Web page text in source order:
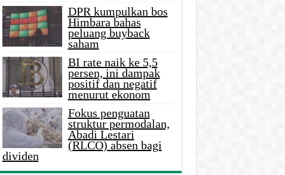
DPR kumpulkan bos
Himbara bahas
peluang buyback
saham
BI rate naik ke 5,5
persen, ini dampak
positif dan negatif
menurut ekonom
Fokus penguatan
struktur permodalan,
Abadi Lestari
(RLCO) absen bagi
dividen